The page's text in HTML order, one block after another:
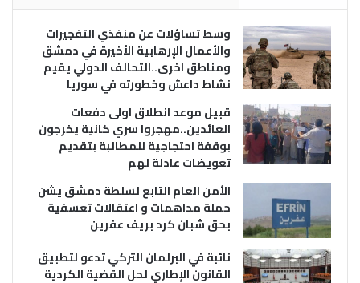
وسط تساؤلات عن منفذي التفجيرات
والأعمال الإرهابية الأخيرة في دمشق
ومناطق اخرى..التحالف الدولي يقيم
نشاط داعش وخطورته في سوريا
قبيل موعد انطلاق اولى دفعات
العائدين..مهجروا سري كانية يخرجون
بوقفة احتجاجية للمطالبة بتقديم
تعويضات عادلة لهم
الأمن العام التابع لسلطة دمشق يشن
حملة مداهمات و اعتقالات تعسفية
بحق شبان كرد بريف عفرين
نائبة في البرلمان التركي تدعو لتطبيق
القانون الإطاري لحل القضية الكردية